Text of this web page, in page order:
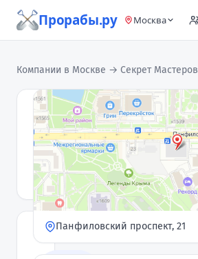
Прорабы.ру Москва
Компании в Москве → Секрет Мастеров
С
Секрет
Мастеров
Компания
★5,0· 2 отзыва
УСЛУГИ
Панфиловский проспект, 21